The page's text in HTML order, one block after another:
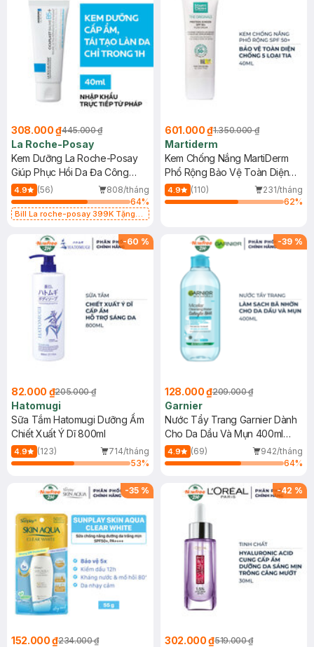
308.000 ₫445.000 ₫
La Roche-Posay
Kem Dưỡng La Roche-Posay
Giúp Phục Hồi Da Đa Công
Dụng 40ml
4.9 (56)
808/tháng
64%
Bill La roche-posay 399K Tặng
(SL có hạn)
601.000 ₫1.350.000 ₫
Martiderm
Kem Chống Nắng MartiDerm
Phổ Rộng Bảo Vệ Toàn Diện
40ml
4.9 (110)
231/tháng
62%
-60 %
82.000 ₫205.000 ₫
Hatomugi
Sữa Tắm Hatomugi Dưỡng Ẩm
Chiết Xuất Ý Dĩ 800ml
4.9 (123)
714/tháng
53%
-39 %
128.000 ₫209.000 ₫
Garnier
Nước Tẩy Trang Garnier Dành
Cho Da Dầu Và Mụn 400ml
(Mới)
4.9 (69)
942/tháng
64%
-35 %
152.000 ₫234.000 ₫
-42 %
302.000 ₫519.000 ₫